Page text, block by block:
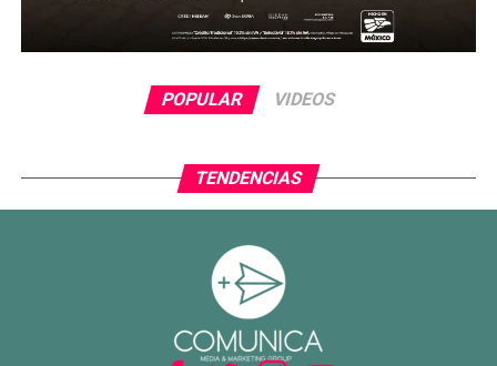
claridad frente al arco. México, por su parte, optó por
administrar la ventaja y buscar espacios al contragolpe.
El cierre del partido incluyó la expulsión de Piero
Hincapié en tiempo agregado, tras una revisión del VAR,
Con este resultado, México no solo avanza de ronda, sino
que también deja atrás una larga racha negativa en
partidos decisivos, ilusionando a su afición con un equipo
que combina orden, intensidad y contundencia.
POPULAR VIDEOS
TENDENCIAS